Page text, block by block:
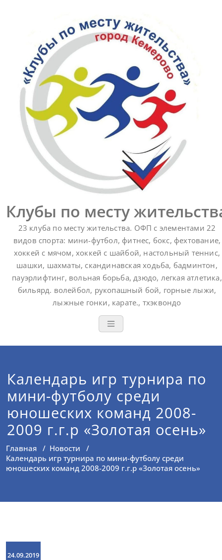
Клубы по месту
23 клуба по месту жительства. ОФП с элементами 22
видов спорта: мини-футбол, фитнес, бокс, фехтование,
хоккей с мячом, хоккей с шайбой, настольный теннис,
шашки, шахматы, скандинавская ходьба, бадминтон,
пауэрлифтинг, вольная борьба, дзюдо, легкая атлетика,
бильярд. волейбол, рукопашный бой, горные лыжи,
лыжные гонки, карате., тхэквондо
Календарь игр турнира по
мини-футболу среди
юношеских команд 2008-
2009 г.г.р «Золотая осень»
Главная / Новости /
Календарь игр турнира по мини-футболу среди
юношеских команд 2008-2009 г.г.р «Золотая осень»
24.09.2019